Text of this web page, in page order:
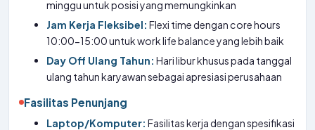
minggu untuk posisi yang memungkinkan
Jam Kerja Fleksibel: Flexi time dengan core hours
10:00-15:00 untuk work life balance yang lebih baik
Day Off Ulang Tahun: Hari libur khusus pada tanggal
ulang tahun karyawan sebagai apresiasi perusahaan
Fasilitas Penunjang
Laptop/Komputer: Fasilitas kerja dengan spesifikasi